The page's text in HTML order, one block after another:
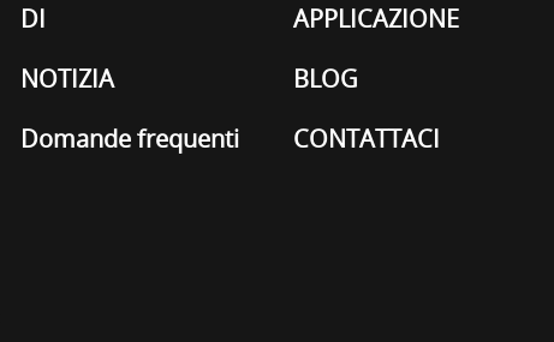
DI
APPLICAZIONE
NOTIZIA
BLOG
Domande frequenti
CONTATTACI